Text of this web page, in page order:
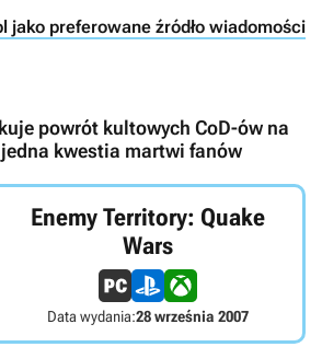
jako preferowane źródło wiadomości
powrót kultowych CoD-ów na
jedna kwestia martwi fanów
Enemy Territory: Quake
Wars
Data wydania:28 września 2007